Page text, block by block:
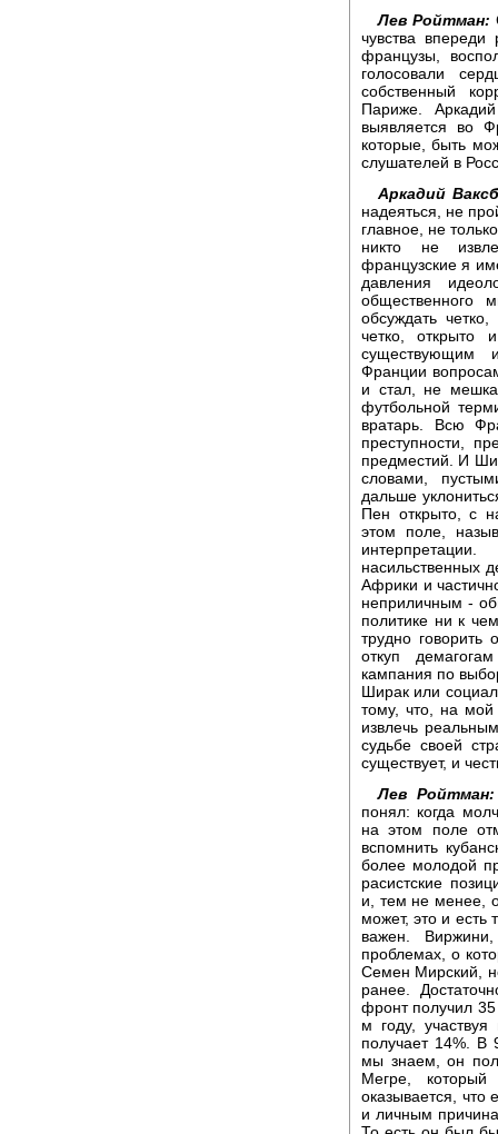
Лев Ройтман:
чувства
французы,
голосовали
собственный
Париже.
выявляется во
которые, быть
слушателей в
Аркадий
надеяться, не
главное, не
никто не
французские я
давления
общественного
обсуждать
четко, открыто
существующим
Франции
и стал, не
футбольной
вратарь. Всю
преступности,
предместий. И
словами,
дальше
Пен открыто, с
этом поле,
насильственных
Африки и
неприличным -
политике ни к
трудно говорить
откуп
кампания по
Ширак или
тому, что, на мой
извлечь
судьбе своей
существует, и
Лев Ройтман:
понял: когда
на этом поле
вспомнить
более молодой
расистские
и, тем не менее,
может, это и есть
важен.
проблемах, о
Семен Мирский,
ранее.
фронт получил
м году,
получает 14%.
мы знаем, он
Мегре,
оказывается, что
и личным